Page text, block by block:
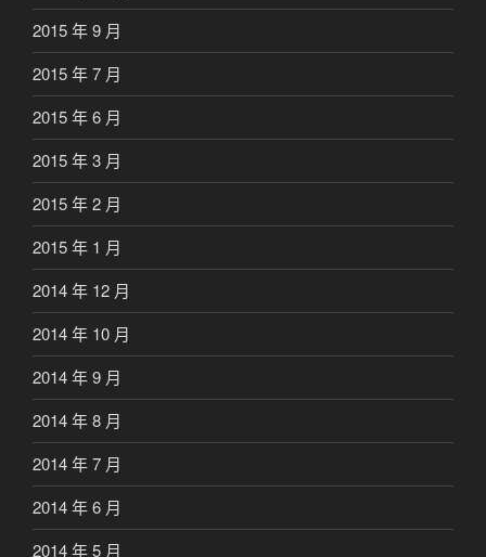
2015 年 9 月
2015 年 7 月
2015 年 6 月
2015 年 3 月
2015 年 2 月
2015 年 1 月
2014 年 12 月
2014 年 10 月
2014 年 9 月
2014 年 8 月
2014 年 7 月
2014 年 6 月
2014 年 5 月